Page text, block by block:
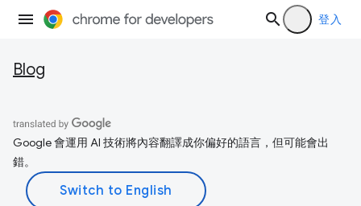
登入
Blog
Google 會運用 AI 技術將內容翻譯成你偏好的語言，但可能會出
錯。